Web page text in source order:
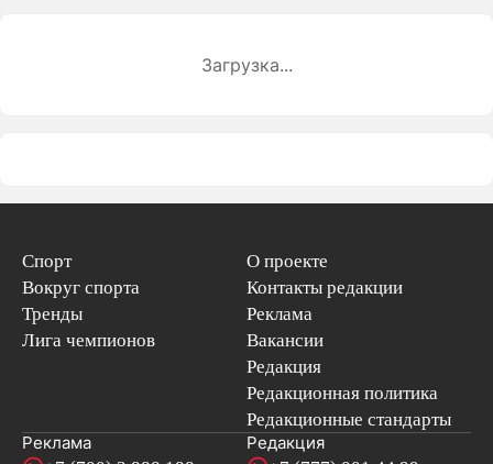
Загрузка...
Спорт
Вокруг спорта
Тренды
Лига чемпионов
О проекте
Контакты редакции
Реклама
Вакансии
Редакция
Редакционная политика
Редакционные стандарты
Реклама Редакция